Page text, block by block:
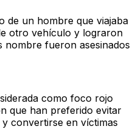
de un hombre que viajaba
otro vehículo y lograron
fueron asesinados
como foco rojo
que han preferido evitar
convertirse en víctimas